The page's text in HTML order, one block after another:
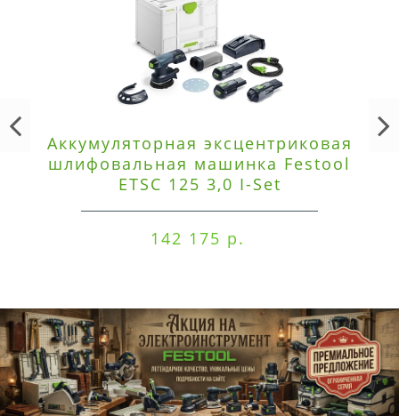
Аккумуляторная эксцентриковая
шлифовальная машинка Festool
ETSC 125 3,0 I-Set
142 175 р.